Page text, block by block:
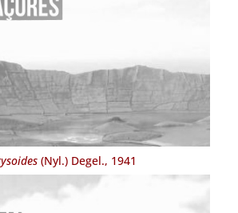
(Nyl.) Degel., 1941